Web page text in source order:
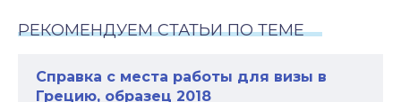
РЕКОМЕНДУЕМ СТАТЬИ ПО ТЕМЕ
Справка с места работы для визы в
Грецию, образец 2018